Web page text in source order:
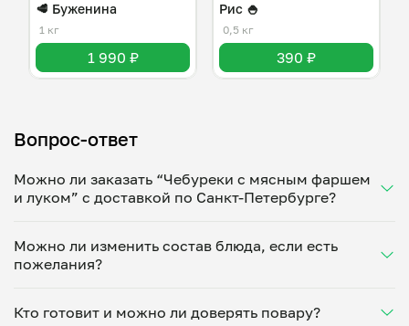
🥩 Буженина
1 кг
1 990 ₽
Рис 🍚
0,5 кг
390 ₽
Вопрос-ответ
Можно ли заказать “Чебуреки с мясным фаршем
и луком” с доставкой по Санкт-Петербурге?
Укажите удобное время — и получите свежее
домашнее блюдо в большой порции прямо с плиты.
минут. Статус заказа отслеживайте в личном
кабинете, а с поваром можно связаться напрямую в
Можно ли изменить состав блюда, если есть
пожелания?
ваши предпочтения: уберет специи, снизит
Кто готовит и можно ли доверять повару?